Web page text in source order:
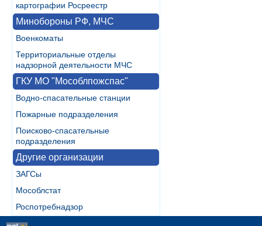
картографии Росреестр
Минобороны РФ, МЧС
Военкоматы
Территориальные отделы
надзорной деятельности МЧС
ГКУ МО "Мособлпожспас"
Водно-спасательные станции
Пожарные подразделения
Поисково-спасательные
подразделения
Другие организации
ЗАГСы
Мособлстат
Роспотребнадзор